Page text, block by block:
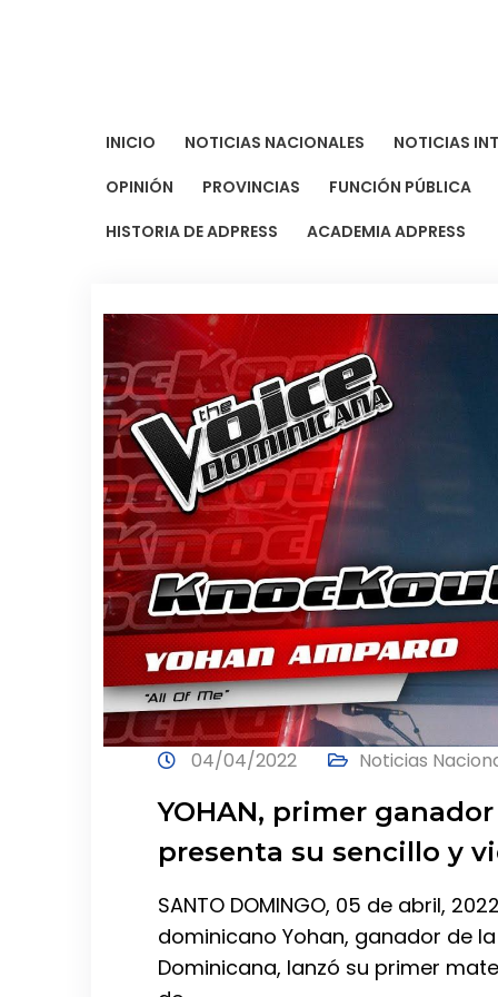
INICIO NOTICIAS NACIONALES NOTICIAS
OPINIÓN
PROVINCIAS FUNCIÓN PÚBLICA
HISTORIA DE ADPRESS
ACADEMIA ADPRESS
04/04/2022 Noticias
YOHAN, primer
presenta su sencillo y
SANTO DOMINGO, 05 de abril,
dominicano Yohan, ganador de
Dominicana, lanzó su primer